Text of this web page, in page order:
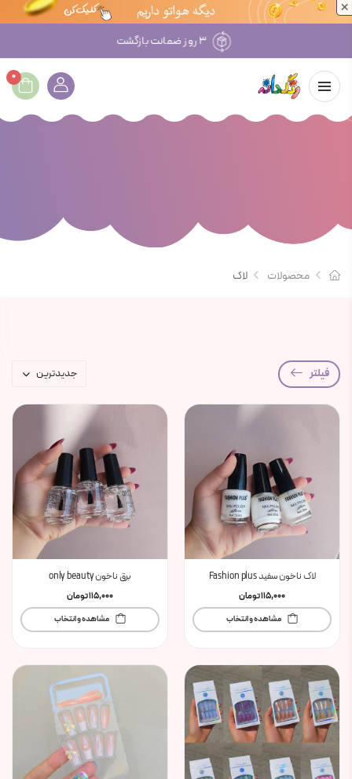
×
۳ روز ضمانت بازگشت
0
محصولات لاک
فیلتر
لاک ناخون سفید Fashion plus
115,000تومان
مشاهده و انتخاب
برق ناخون only beauty
115,000تومان
مشاهده و انتخاب